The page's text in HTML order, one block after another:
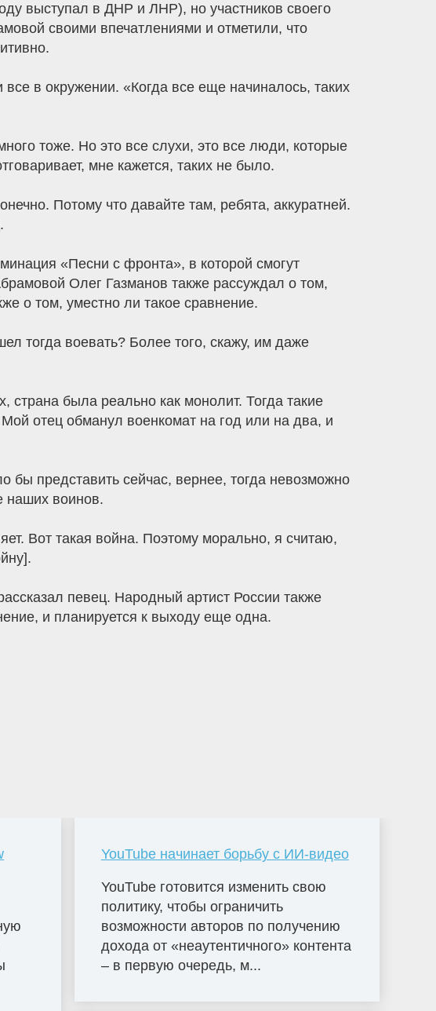
выступал в ДНР и ЛНР), но участников своего
своими впечатлениями и отметили, что
в окружении. «Когда все еще начиналось, таких
тоже. Но это все слухи, это все люди, которые
мне кажется, таких не было.
Потому что давайте там, ребята, аккуратней.
«Песни с фронта», в которой смогут
Олег Газманов также рассуждал о том,
о том, уместно ли такое сравнение.
тогда воевать? Более того, скажу, им даже
была реально как монолит. Тогда такие
отец обманул военкомат на год или на два, и
бы представить сейчас, вернее, тогда невозможно
наших воинов.
Вот такая война. Поэтому морально, я считаю,
певец. Народный артист России также
и планируется к выходу еще одна.
YouTube начинает борьбу с ИИ-видео
YouTube готовится изменить свою
политику, чтобы ограничить
возможности авторов по получению
дохода от «неаутентичного» контента
– в первую очередь, м...